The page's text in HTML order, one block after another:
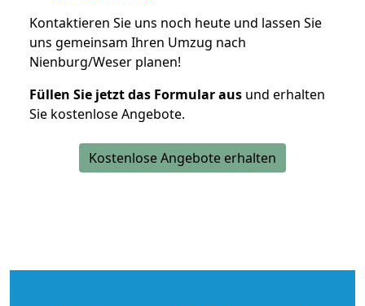
Kontaktieren Sie uns noch heute und lassen Sie
uns gemeinsam Ihren Umzug nach
Nienburg/Weser planen!
Füllen Sie jetzt das Formular aus und erhalten
Sie kostenlose Angebote.
Kostenlose Angebote erhalten